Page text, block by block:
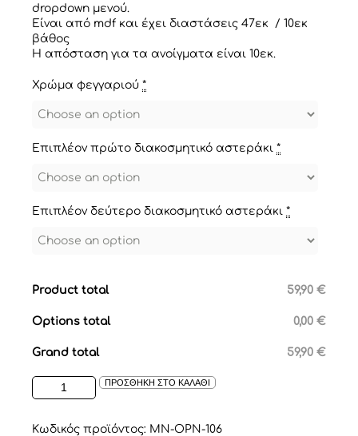
dropdown μενού.
Είναι από mdf και έχει διαστάσεις 47εκ / 10εκ
βάθος
Η απόσταση για τα ανοίγματα είναι 10εκ.
Χρώμα φεγγαριού *
Επιπλέον πρώτο διακοσμητικό αστεράκι *
Επιπλέον δεύτερο διακοσμητικό αστεράκι *
Product total 59,90 €
Options total 0,00 €
Grand total 59,90 €
ΡΑΦΑΚΙ
ΣΕ
ΦΕΓΓΑΡΙ
ΠΡΟΣΘΗΚΗ ΣΤΟ ΚΑΛΑΘΙ
Κωδικός προϊόντος: MN-OPN-106